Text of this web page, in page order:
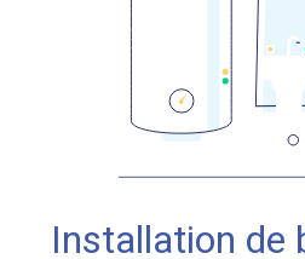
Installation de